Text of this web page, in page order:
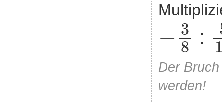
− 3
8
-38
:
Der
werden!